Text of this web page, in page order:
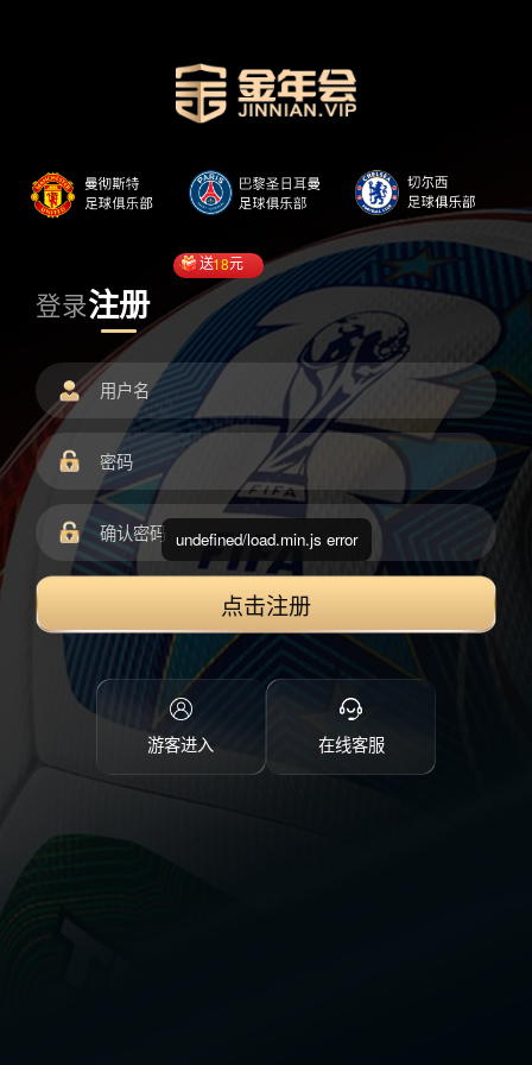
登录注册
送18元
点击注册
游客进入 在线客服
undefined/load.min.js error